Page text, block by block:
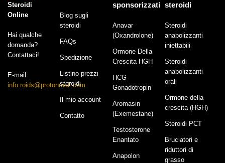
Steroidi
Online
Hai qualche
domanda?
Contattaci!
E-mail:
info.roids@protonmail.com
Blog sugli
steroidi
FAQs
Spedizione
Listino prezzi
steroidi
Il mio account
Contatto
sponsorizzati
Anavar
(Oxandrolone)
Ormone Della
Crescita HGH
HCG
Gonadotropin
Aromasin
(Exemestane)
Testosterone
Enantato
Anapolon
steroidi
Steroidi
anabolizzanti
iniettabili
Steroidi
anabolizzanti
orali
Ormone della
crescita (HGH)
Steroidi PCT
Bruciatori e
riduttori di
grasso